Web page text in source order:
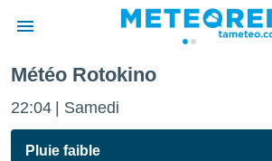
de
Météo Rotokino
22:04 Samedi
Pluie faible